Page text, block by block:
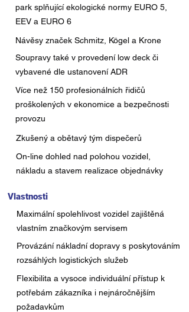
park splňující ekologické normy EURO 5,
EEV a EURO 6
Návěsy značek Schmitz, Kögel a Krone
Soupravy také v provedení low deck či
vybavené dle ustanovení ADR
Více než 150 profesionálních řidičů
proškolených v ekonomice a bezpečnosti
provozu
Zkušený a obětavý tým dispečerů
On-line dohled nad polohou vozidel,
nákladu a stavem realizace objednávky
Vlastnosti
Maximální spolehlivost vozidel zajištěná
vlastním značkovým servisem
Provázání nákladní dopravy s poskytováním
rozsáhlých logistických služeb
Flexibilita a vysoce individuální přístup k
potřebám zákazníka i nejnáročnějším
požadavkům